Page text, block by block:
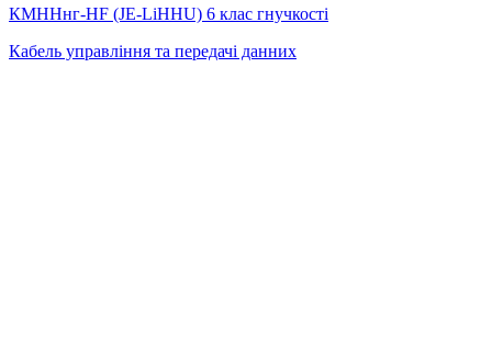
КМННнг-HF (JE-LiHНU) 6 клас гнучкості
Кабель управління та передачі данних